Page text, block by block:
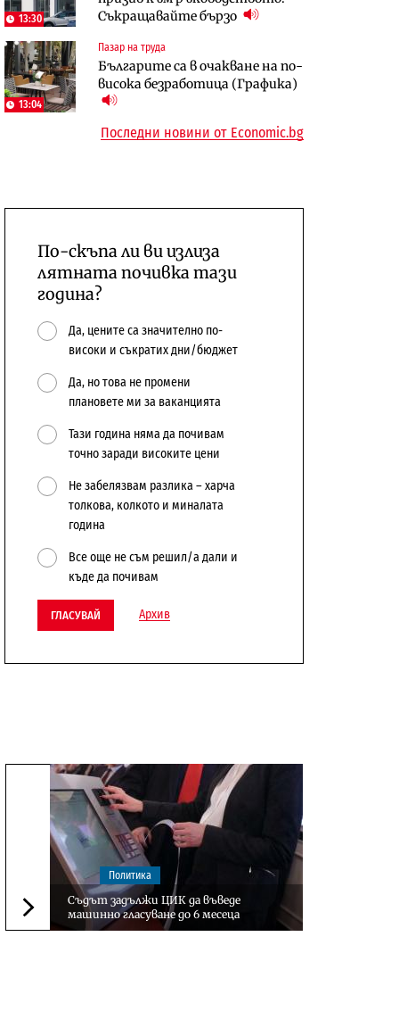
13:30
Съкращавайте бързо
13:04
Пазар на труда
Българите са в очакване на по-
висока безработица (Графика)
откажат напълно от Google
Компании
„Ендуросат“ ще строи огромен
космически и отбранителен
център в Доброславци
10:12
Енергетика
Държавният ТЕЦ „Марица
изток 2“ работи с 5 блока
Последни новини от Economic.bg
По-скъпа ли ви излиза
лятната почивка тази
година?
Да, цените са значително по-
високи и съкратих дни/бюджет
Да, но това не промени
плановете ми за ваканцията
Тази година няма да почивам
точно заради високите цени
Не забелязвам разлика – харча
толкова, колкото и миналата
година
Все още не съм решил/а дали и
къде да почивам
ГЛАСУВАЙ Архив
Следваща новина
Политика
Съдът задължи ЦИК да въведе
машинно гласуване до 6 месеца